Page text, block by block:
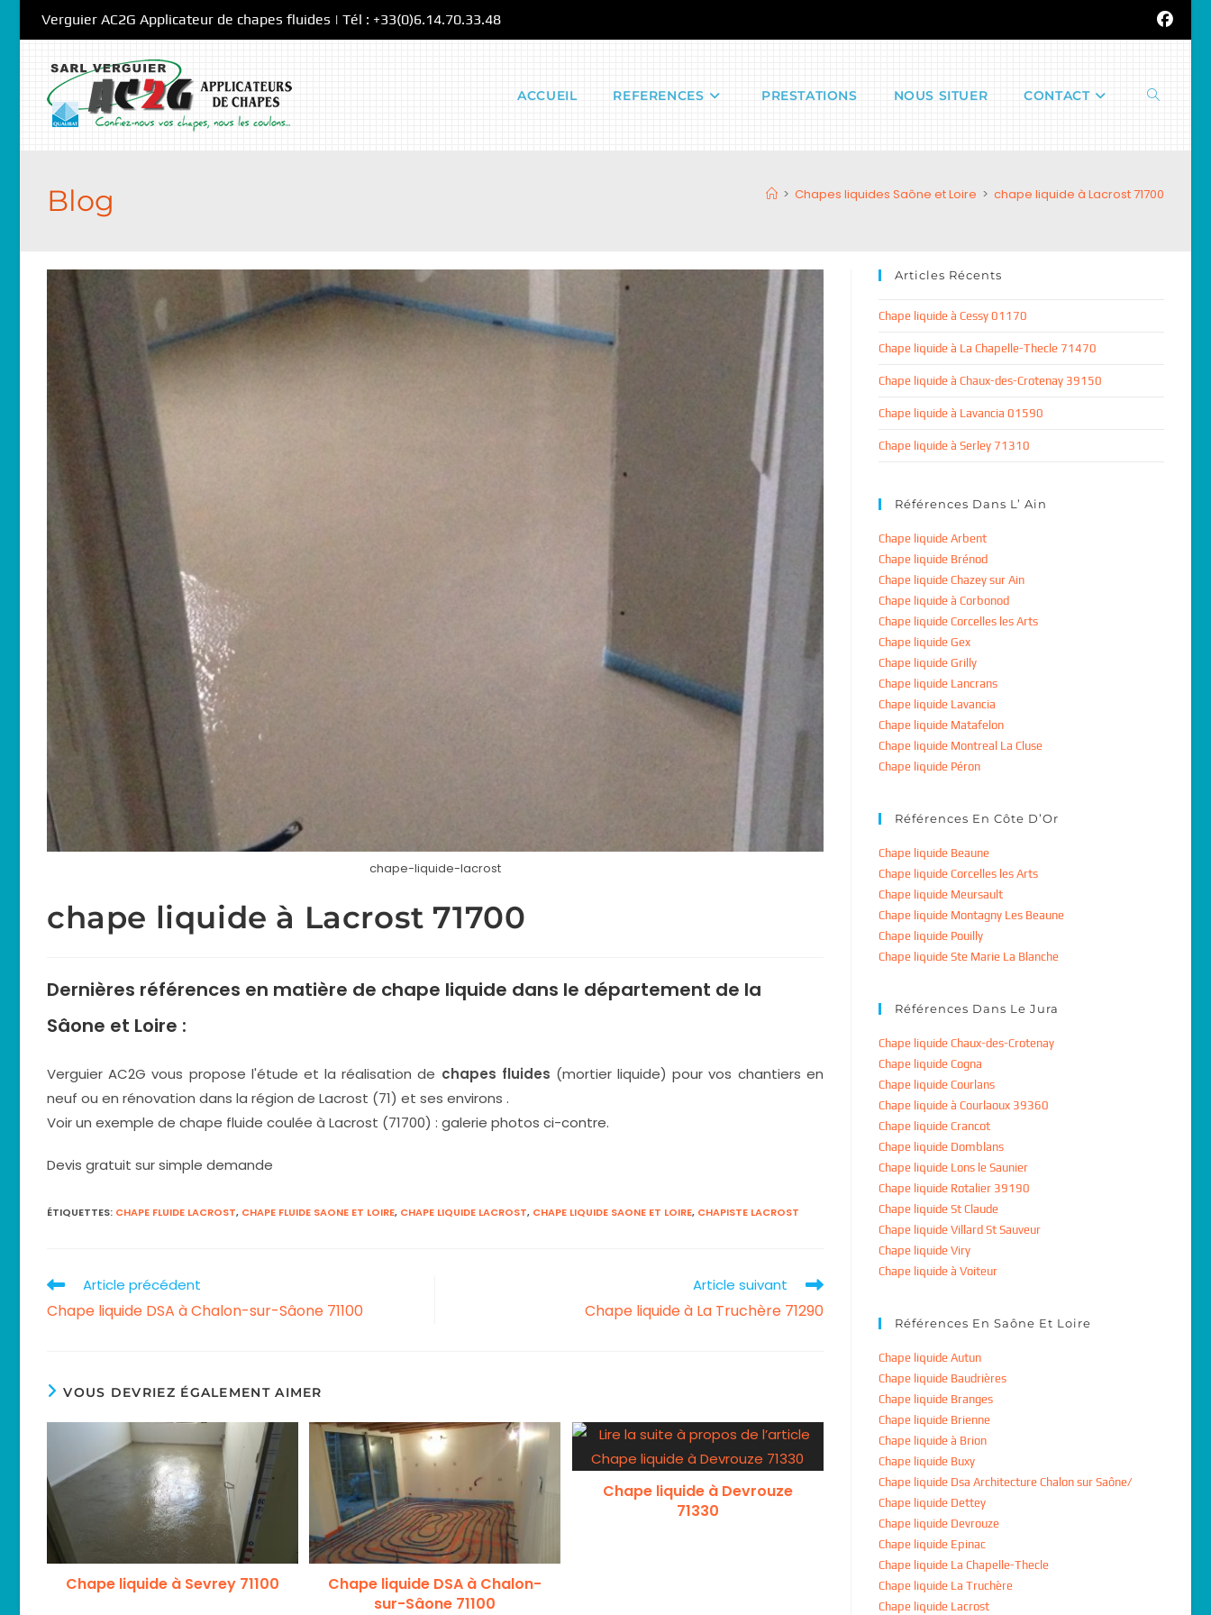
Verguier AC2G Applicateur de chapes fluides | Tél : +33(0)6.14.70.33.48
ACCUEIL REFERENCES PRESTATIONS NOUS SITUER CONTACT Toggle
Blog > Chapes liquides Saône et Loire > chape liquide à Lacrost 71700
chape-liquide-lacrost
chape liquide à Lacrost 71700
Dernières références en matière de chape liquide dans le département de la
Sâone et Loire :
Verguier AC2G vous propose l'étude et la réalisation de chapes fluides (mortier liquide) pour vos chantiers en
neuf ou en rénovation dans la région de Lacrost (71) et ses environs .
Voir un exemple de chape fluide coulée à Lacrost (71700) : galerie photos ci-contre.
Devis gratuit sur simple demande
ÉTIQUETTES: CHAPE FLUIDE LACROST, CHAPE FLUIDE SAONE ET LOIRE, CHAPE LIQUIDE LACROST, CHAPE LIQUIDE SAONE ET LOIRE, CHAPISTE LACROST
Read
more
Article précédent
Chape liquide DSA à Chalon-sur-Sâone 71100
Article suivant
Chape liquide à La Truchère 71290
VOUS DEVRIEZ ÉGALEMENT AIMER
Chape liquide à Sevrey 71100
Chape liquide DSA à Chalon-
sur-Sâone 71100
Chape liquide à Devrouze
71330
Articles Récents
Chape liquide à Cessy 01170
Chape liquide à La Chapelle-Thecle 71470
Chape liquide à Chaux-des-Crotenay 39150
Chape liquide à Lavancia 01590
Chape liquide à Serley 71310
Références Dans L’ Ain
Chape liquide Arbent
Chape liquide Brénod
Chape liquide Chazey sur Ain
Chape liquide à Corbonod
Chape liquide Corcelles les Arts
Chape liquide Gex
Chape liquide Grilly
Chape liquide Lancrans
Chape liquide Lavancia
Chape liquide Matafelon
Chape liquide Montreal La Cluse
Chape liquide Péron
Références En Côte D’Or
Chape liquide Beaune
Chape liquide Corcelles les Arts
Chape liquide Meursault
Chape liquide Montagny Les Beaune
Chape liquide Pouilly
Chape liquide Ste Marie La Blanche
Références Dans Le Jura
Chape liquide Chaux-des-Crotenay
Chape liquide Cogna
Chape liquide Courlans
Chape liquide à Courlaoux 39360
Chape liquide Crancot
Chape liquide Domblans
Chape liquide Lons le Saunier
Chape liquide Rotalier 39190
Chape liquide St Claude
Chape liquide Villard St Sauveur
Chape liquide Viry
Chape liquide à Voiteur
Références En Saône Et Loire
Chape liquide Autun
Chape liquide Baudrières
Chape liquide Branges
Chape liquide Brienne
Chape liquide à Brion
Chape liquide Buxy
Chape liquide Dsa Architecture Chalon sur Saône/
Chape liquide Dettey
Chape liquide Devrouze
Chape liquide Epinac
Chape liquide La Chapelle-Thecle
Chape liquide La Truchère
Chape liquide Lacrost